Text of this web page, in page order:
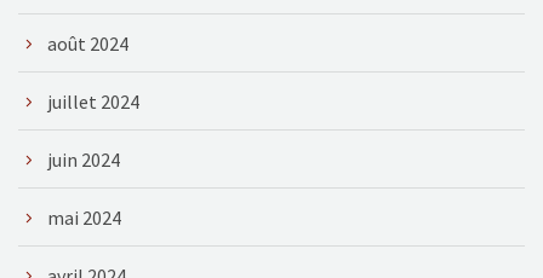
août 2024
juillet 2024
juin 2024
mai 2024